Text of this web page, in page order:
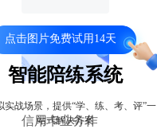
智能陪练系统
实战场景，提供“学、练、考、评”一
站式解决方案
点击图片免费试用14天
信用卡业务作